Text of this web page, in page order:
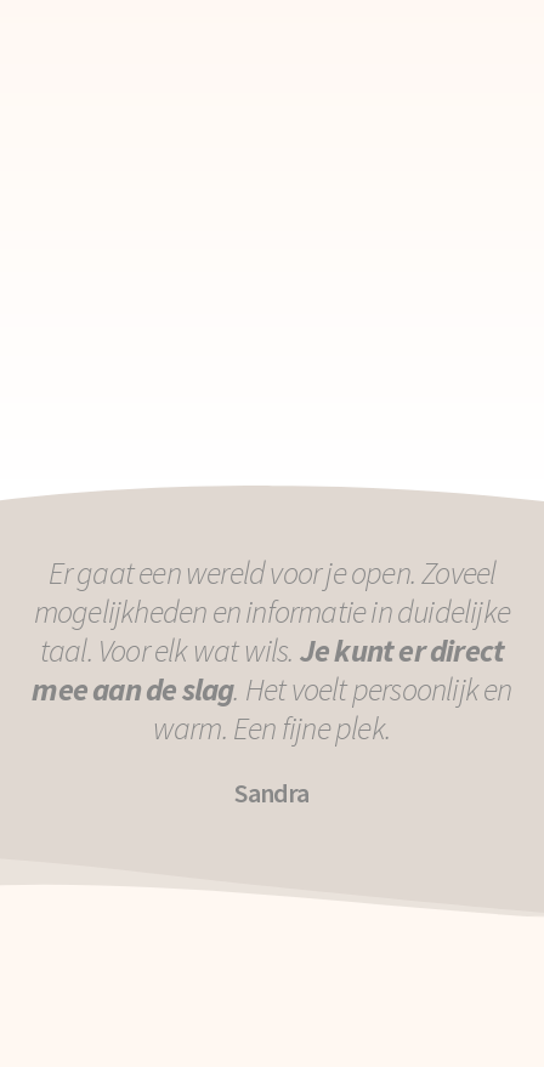
Er gaat een wereld voor je open. Zoveel
mogelijkheden en informatie in duidelijke
taal. Voor elk wat wils. Je kunt er direct
mee aan de slag. Het voelt persoonlijk en
warm. Een fijne plek.
Sandra